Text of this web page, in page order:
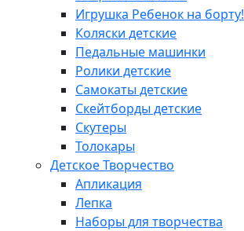
Игрушка Ребенок на борту!
Коляски детские
Педальные машинки
Ролики детские
Самокаты детские
Скейтборды детские
Скутеры
Толокары
Детское Творчество
Апликация
Лепка
Наборы для творчества